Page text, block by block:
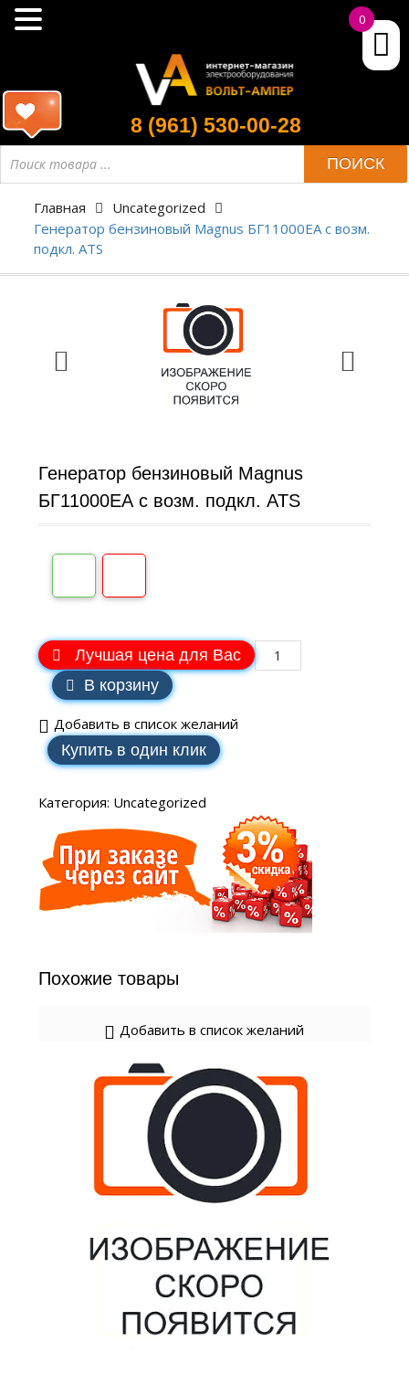
8 (961) 530-00-28
ПОИСК
Главная
Uncategorized
Генератор бензиновый Magnus БГ11000ЕА с возм.
подкл. ATS
Генератор бензиновый Magnus
БГ11000ЕА с возм. подкл. ATS
Лучшая цена для Вас
В корзину
Добавить в список желаний
Купить в один клик
Категория: Uncategorized
Похожие товары
Добавить в список желаний
0